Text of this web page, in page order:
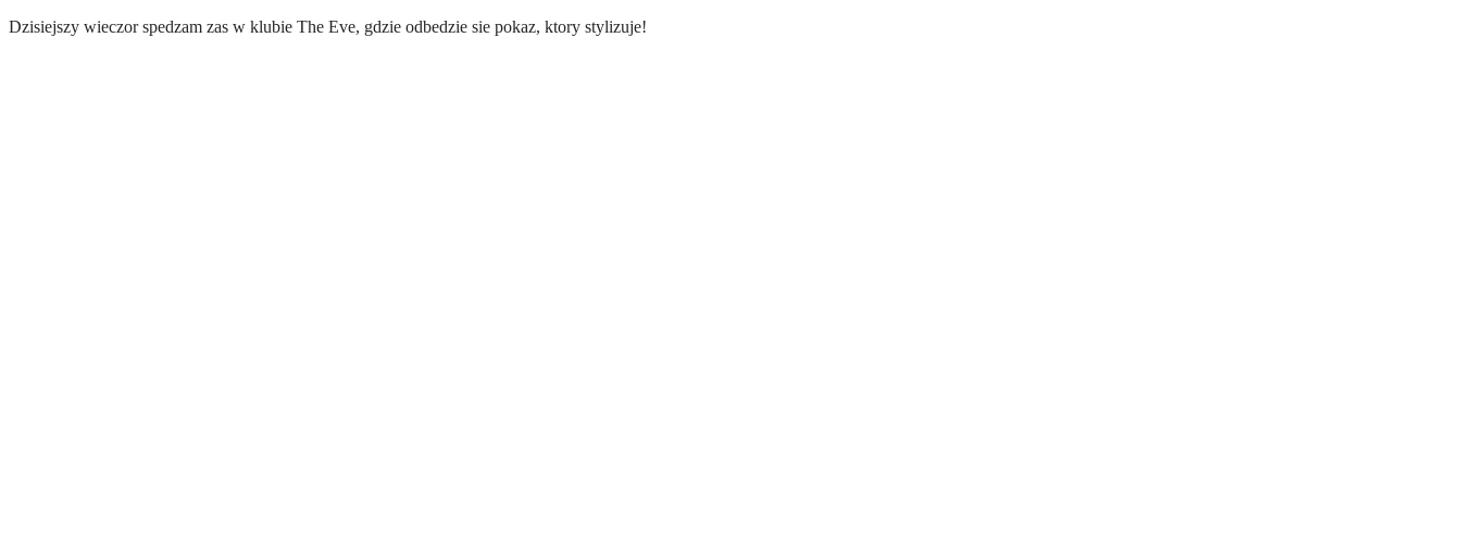
Dzisiejszy wieczor spedzam zas w klubie The Eve, gdzie odbedzie sie pokaz, ktory stylizuje!